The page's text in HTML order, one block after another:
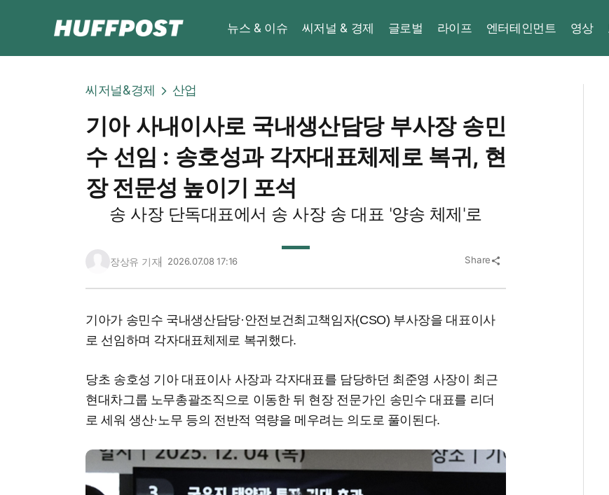
뉴스 & 이슈 씨저널 & 경제 글로벌 라이프 엔터테인먼트 영상
씨저널&경제 산업
기아 사내이사로 국내생산담당 부사장 송민
수 선임 : 송호성과 각자대표체제로 복귀, 현
장 전문성 높이기 포석
송 사장 단독대표에서 송 사장 송 대표 '양송 체제'로
장상유 기자 2026.07.08 17:16 Share share
기아가 송민수 국내생산담당·안전보건최고책임자(CSO) 부사장을 대표이사
로 선임하며 각자대표체제로 복귀했다.
당초 송호성 기아 대표이사 사장과 각자대표를 담당하던 최준영 사장이 최근
현대차그룹 노무총괄조직으로 이동한 뒤 현장 전문가인 송민수 대표를 리더
로 세워 생산·노무 등의 전반적 역량을 메우려는 의도로 풀이된다.